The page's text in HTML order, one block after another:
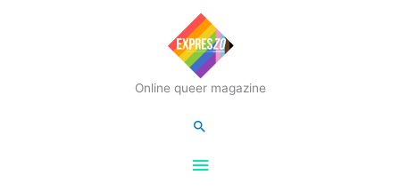
Online queer magazine
Hoofdmenu
Zoeken